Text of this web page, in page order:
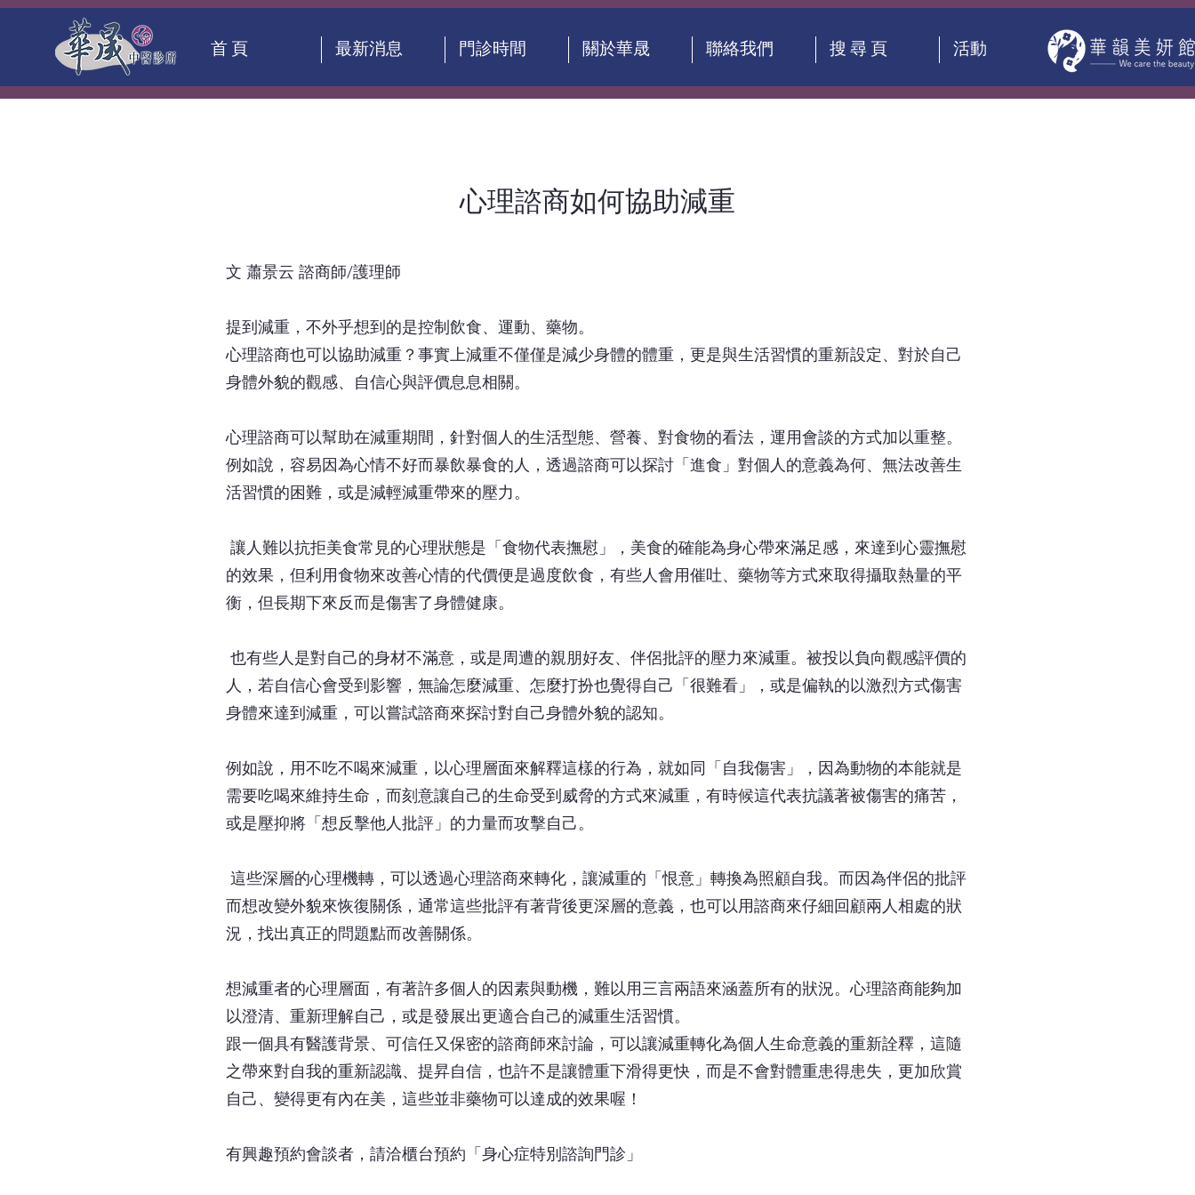
首 頁 最新消息 門診時間 關於華晟 聯絡我們 搜 尋 頁 活動
心理諮商如何協助減重
文 蕭景云 諮商師/護理師
提到減重，不外乎想到的是控制飲食、運動、藥物。
心理諮商也可以協助減重？事實上減重不僅僅是減少身體的體重，更是與生活習慣的重新設定、對於自己
身體外貌的觀感、自信心與評價息息相關。
心理諮商可以幫助在減重期間，針對個人的生活型態、營養、對食物的看法，運用會談的方式加以重整。
例如說，容易因為心情不好而暴飲暴食的人，透過諮商可以探討「進食」對個人的意義為何、無法改善生
活習慣的困難，或是減輕減重帶來的壓力。
讓人難以抗拒美食常見的心理狀態是「食物代表撫慰」，美食的確能為身心帶來滿足感，來達到心靈撫慰
的效果，但利用食物來改善心情的代價便是過度飲食，有些人會用催吐、藥物等方式來取得攝取熱量的平
衡，但長期下來反而是傷害了身體健康。
也有些人是對自己的身材不滿意，或是周遭的親朋好友、伴侶批評的壓力來減重。被投以負向觀感評價的
人，若自信心會受到影響，無論怎麼減重、怎麼打扮也覺得自己「很難看」，或是偏執的以激烈方式傷害
身體來達到減重，可以嘗試諮商來探討對自己身體外貌的認知。
例如說，用不吃不喝來減重，以心理層面來解釋這樣的行為，就如同「自我傷害」，因為動物的本能就是
需要吃喝來維持生命，而刻意讓自己的生命受到威脅的方式來減重，有時候這代表抗議著被傷害的痛苦，
或是壓抑將「想反擊他人批評」的力量而攻擊自己。
這些深層的心理機轉，可以透過心理諮商來轉化，讓減重的「恨意」轉換為照顧自我。而因為伴侶的批評
而想改變外貌來恢復關係，通常這些批評有著背後更深層的意義，也可以用諮商來仔細回顧兩人相處的狀
況，找出真正的問題點而改善關係。
想減重者的心理層面，有著許多個人的因素與動機，難以用三言兩語來涵蓋所有的狀況。心理諮商能夠加
以澄清、重新理解自己，或是發展出更適合自己的減重生活習慣。
跟一個具有醫護背景、可信任又保密的諮商師來討論，可以讓減重轉化為個人生命意義的重新詮釋，這隨
之帶來對自我的重新認識、提昇自信，也許不是讓體重下滑得更快，而是不會對體重患得患失，更加欣賞
自己、變得更有內在美，這些並非藥物可以達成的效果喔！
有興趣預約會談者，請洽櫃台預約「身心症特別諮詢門診」